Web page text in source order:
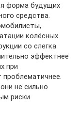
форма будущих
средства.
колёсных
со слегка
эффектнее
при
не сильно
риски